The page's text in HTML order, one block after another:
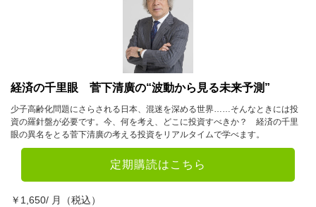
経済の千里眼 菅下清廣の“波動から見る未来予測”
少子高齢化問題にさらされる日本、混迷を深める世界……そんなときには投
資の羅針盤が必要です。今、何を考え、どこに投資すべきか？ 経済の千里
眼の異名をとる菅下清廣の考える投資をリアルタイムで学べます。
定期購読はこちら
￥1,650/ 月（税込）